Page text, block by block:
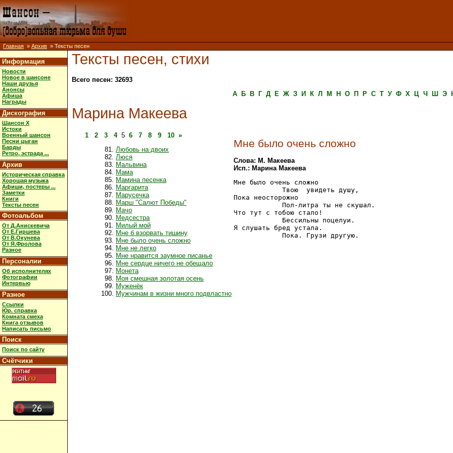
Главная » Архив » Тексты песен
Информация
Новости
Новое в шансоне
Наши друзья
Анонсы
Афиша
Награды
Дискография
Шансон X
Истоки
Военный шансон
Песни цыган
Барды
Ретро, эстрада ...
Архив
Историческая справка
Хорошая музыка
Афиши, постеры ...
Заметки
Книги
Тексты песен
Фотоальбом
От Д.Анискевича
От Е.Гиршева
От В.Окунева
От Я.Фролова
Разное
Персоналии
Об исполнителях
Фотографии
Интервью
Разное
Ссылки
Юр. справка
Комната смеха
Книга отзывов
Написать письмо
Поиск
Поиск по сайту
Счётчики
Тексты песен, стихи
Всего песен: 32693
А
Б В Г Д Е Ж З И К Л М Н О П Р С Т У Ф Х Ц Ч Ш Э
Марина Макеева
1 2 3 45 6 7 8 9 10 »
Любовь на двоих
Люся
Мальвина
Мама
Мамина песенка
Маргарита
Марусечка
Марш "Салют Победы"
Мачо
Медсестра
Милый мой
Мне б взорвать тишину
Мне было очень сложно
Мне не легко
Мне нравится заумное писанье
Мне сердце ничего не обещало
Монета
Моя смешная золотая осень
Муженёк
Мужчинам в жизни много подвластно
Мне было очень сложно
Слова: М. Макеева
Исп.: Марина Макеева
Мне было очень сложно
            Твою  увидеть душу,
Пока неосторожно
            Пол-литра ты не скушал.
Что тут с тобою стало!
            Бессильны поцелуи.
Я слушать бред устала.